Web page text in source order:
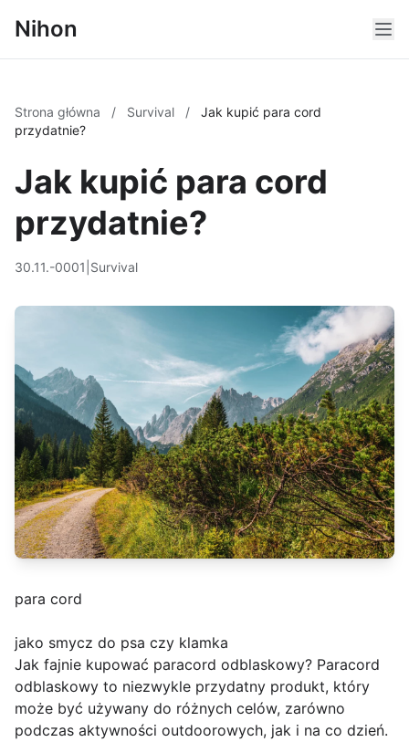
Nihon
Strona główna / Survival /
Jak kupić para cord
przydatnie?
Jak kupić para cord
przydatnie?
30.11.-0001 Survival
para cord
jako smycz do psa czy klamka
Jak fajnie kupować paracord odblaskowy? Paracord
odblaskowy to niezwykle przydatny produkt, który
może być używany do różnych celów, zarówno
podczas aktywności outdoorowych, jak i na co dzień.